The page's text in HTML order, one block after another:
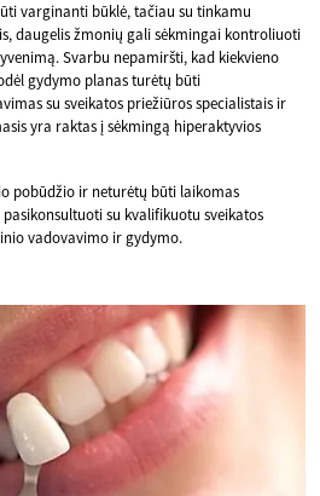
varginanti būklė, tačiau su tinkamu
daugelis žmonių gali sėkmingai kontroliuoti
Svarbu nepamiršti, kad kiekvieno
gydymo planas turėtų būti
su sveikatos priežiūros specialistais ir
yra raktas į sėkmingą hiperaktyvios
pobūdžio ir neturėtų būti laikomas
su kvalifikuotu sveikatos
vadovavimo ir gydymo.